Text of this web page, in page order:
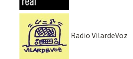
Radio VilardeVoz